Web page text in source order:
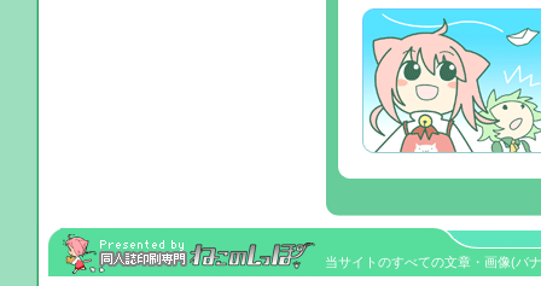
当サイトのすべての文章・画像(バ